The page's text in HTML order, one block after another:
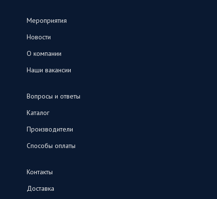
Мероприятия
Новости
О компании
Наши вакансии
Вопросы и ответы
Каталог
Производители
Способы оплаты
Контакты
Доставка